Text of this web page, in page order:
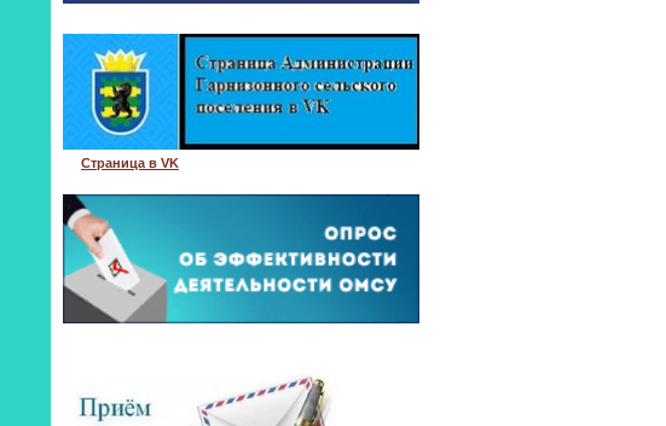
Страница в VK